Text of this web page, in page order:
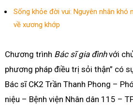
Sống khỏe đời vui: Nguyên nhân khó
về xương khớp
Chương trình Bác sĩ gia đìnhvới
phương pháp điều trị sỏi thận” có
Bác sĩ CK2 Trần Thanh Phong –
niệu – Bệnh viện Nhân dân 115 –